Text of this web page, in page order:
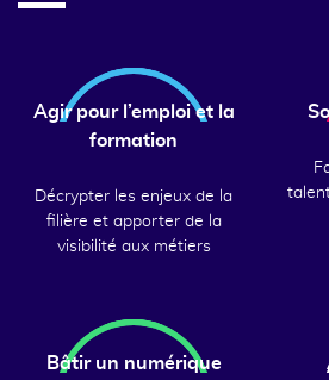
Agir pour l’emploi et la
formation
Décrypter les enjeux de la
filière et apporter de la
visibilité aux métiers
Bâtir un numérique